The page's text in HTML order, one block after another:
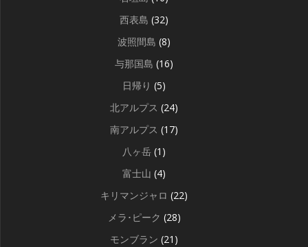
西表島 (32)
波照間島 (8)
与那国島 (16)
日帰り (5)
北アルプス (24)
南アルプス (17)
八ヶ岳 (1)
富士山 (4)
キリマンジャロ (22)
メラ･ピーク (28)
モンブラン (21)